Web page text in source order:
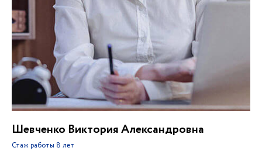
Шевченко Виктория Александровна
Стаж работы 8 лет